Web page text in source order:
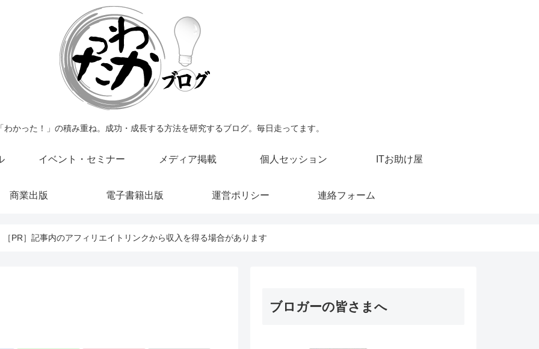
わかった！」の積み重ね。成功・成長する方法を研究するブログ。毎日走ってます。
イベント・セミナー メディア掲載 個人セッション ITお助け屋
商業出版 電子書籍出版 運営ポリシー 連絡フォーム
［PR］記事内のアフィリエイトリンクから収入を得る場合があります
ブロガーの皆さまへ